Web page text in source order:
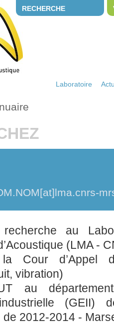
RECHERCHE
Laboratoire
au
(LMA -
Cour d’Appel
vibration)
au
(GEII)
de 2012-2014 -